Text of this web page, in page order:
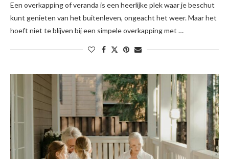
Een overkapping of veranda is een heerlijke plek waar je beschut
kunt genieten van het buitenleven, ongeacht het weer. Maar het
hoeft niet te blijven bij een simpele overkapping met …